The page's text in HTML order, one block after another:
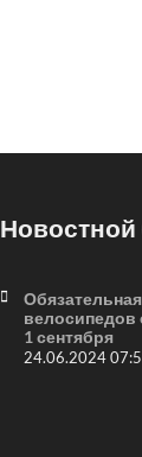
Новостной
велосипедов
1 сентября
24.06.2024